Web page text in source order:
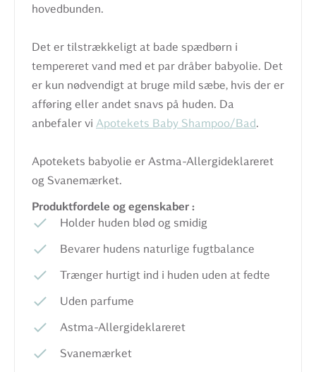
hovedbunden.
Det er tilstrækkeligt at bade spædbørn i
tempereret vand med et par dråber babyolie. Det
er kun nødvendigt at bruge mild sæbe, hvis der er
afføring eller andet snavs på huden. Da
anbefaler vi Apotekets Baby Shampoo/Bad.
Apotekets babyolie er Astma-Allergideklareret
og Svanemærket.
Produktfordele og egenskaber :
Holder huden blød og smidig
Bevarer hudens naturlige fugtbalance
Trænger hurtigt ind i huden uden at fedte
Uden parfume
Astma-Allergideklareret
Svanemærket